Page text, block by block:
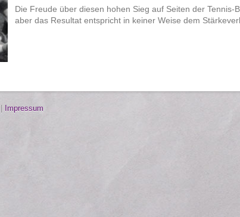
Die Freude über diesen hohen Sieg auf Seiten der Tennis-
aber das Resultat entspricht in keiner Weise dem
Impressum